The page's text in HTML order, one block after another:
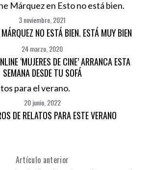
3 noviembre, 2021
NO ESTÁ BIEN. ESTÁ MUY BIEN
24 marzo, 2020
‘MUJERES DE CINE’ ARRANCA ESTA
SEMANA DESDE TU SOFÁ
20 junio, 2022
DE RELATOS PARA ESTE VERANO
Artículo anterior